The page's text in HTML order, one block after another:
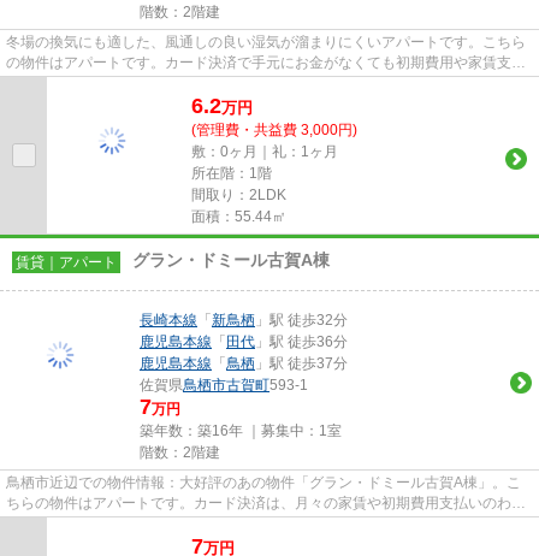
階数：2階建
冬場の換気にも適した、風通しの良い湿気が溜まりにくいアパートです。こちら
の物件はアパートです。カード決済で手元にお金がなくても初期費用や家賃支払
いができます。地域のゴミ捨...
6.2万円
(管理費・共益費 3,000円)
敷：0ヶ月｜礼：1ヶ月
所在階：1階
間取り：2LDK
面積：55.44㎡
賃貸｜アパート グラン・ドミール古賀A棟
長崎本線 「新鳥栖 」駅 徒歩32分
鹿児島本線 「田代 」駅 徒歩36分
鹿児島本線 「鳥栖 」駅 徒歩37分
佐賀県鳥栖市古賀町593-1
7万円
築年数：築16年 ｜募集中： 1室
階数：2階建
鳥栖市近辺での物件情報：大好評のあの物件「グラン・ドミール古賀A棟」。こ
ちらの物件はアパートです。カード決済は、月々の家賃や初期費用支払いのわず
らわしさを解消してくれます。...
7万円